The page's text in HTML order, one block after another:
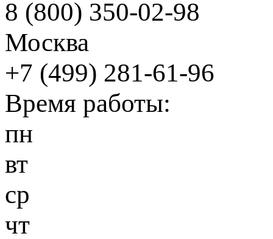
8 (800) 350-02-98
Москва
+7 (499) 281-61-96
Время работы:
пн
вт
ср
чт